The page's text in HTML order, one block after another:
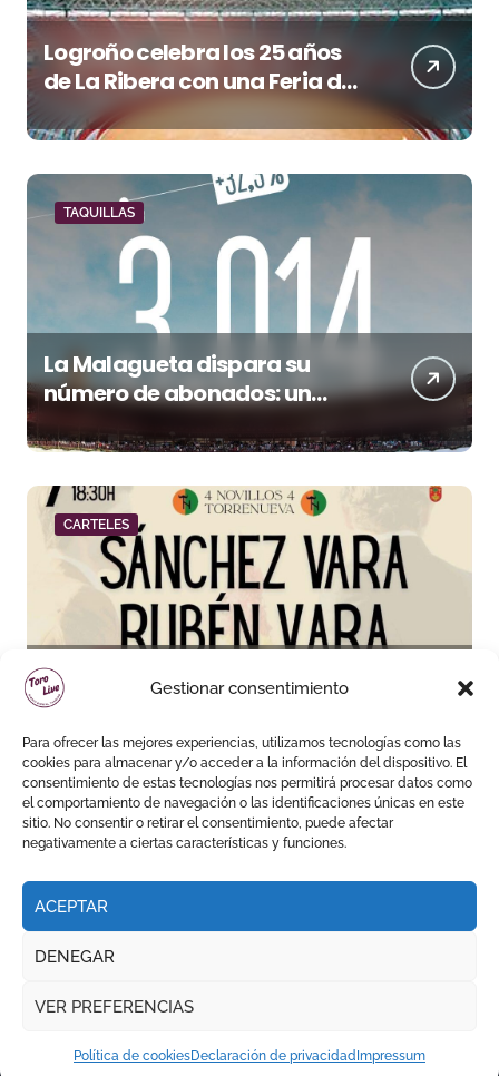
Gestionar consentimiento
Para ofrecer las mejores experiencias, utilizamos tecnologías como las
cookies para almacenar y/o acceder a la información del dispositivo. El
consentimiento de estas tecnologías nos permitirá procesar datos como
el comportamiento de navegación o las identificaciones únicas en este
sitio. No consentir o retirar el consentimiento, puede afectar
negativamente a ciertas características y funciones.
ACEPTAR
DENEGAR
VER PREFERENCIAS
Política de cookiesDeclaración de privacidad Impressum
Logroño celebra los 25 años
de La Ribera con una Feria de
San Mateo de máxima
categoría
TAQUILLAS
La Malagueta dispara su
número de abonados: un
aniversario
CARTELES
Sánchez Vara y Rubén Vara,
padre e hijo, juntos por
primera vez en su pueblo